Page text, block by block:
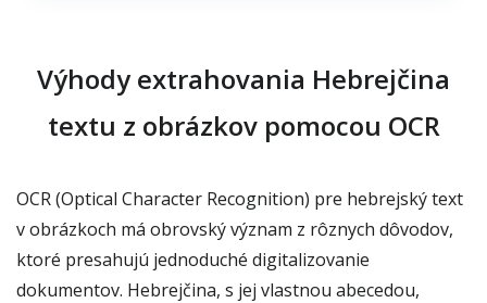
Výhody extrahovania Hebrejčina
textu z obrázkov pomocou OCR
OCR (Optical Character Recognition) pre hebrejský text
v obrázkoch má obrovský význam z rôznych dôvodov,
ktoré presahujú jednoduché digitalizovanie
dokumentov. Hebrejčina, s jej vlastnou abecedou,